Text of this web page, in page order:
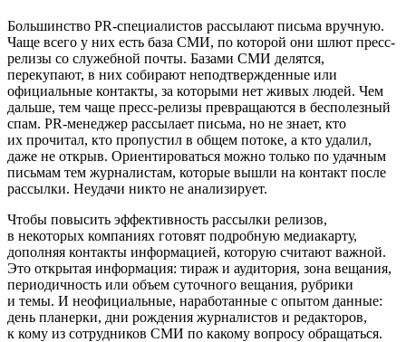
Большинство PR-специалистов рассылают письма вручную.
Чаще всего у них есть база СМИ, по которой они шлют пресс-
релизы со служебной почты. Базами СМИ делятся,
перекупают, в них собирают неподтвержденные или
официальные контакты, за которыми нет живых людей. Чем
дальше, тем чаще пресс-релизы превращаются в бесполезный
спам. PR-менеджер рассылает письма, но не знает, кто
их прочитал, кто пропустил в общем потоке, а кто удалил,
даже не открыв. Ориентироваться можно только по удачным
письмам тем журналистам, которые вышли на контакт после
рассылки. Неудачи никто не анализирует.
Чтобы повысить эффективность рассылки релизов,
в некоторых компаниях готовят подробную медиакарту,
дополняя контакты информацией, которую считают важной.
Это открытая информация: тираж и аудитория, зона вещания,
периодичность или объем суточного вещания, рубрики
и темы. И неофициальные, наработанные с опытом данные:
день планерки, дни рождения журналистов и редакторов,
к кому из сотрудников СМИ по какому вопросу обращаться.